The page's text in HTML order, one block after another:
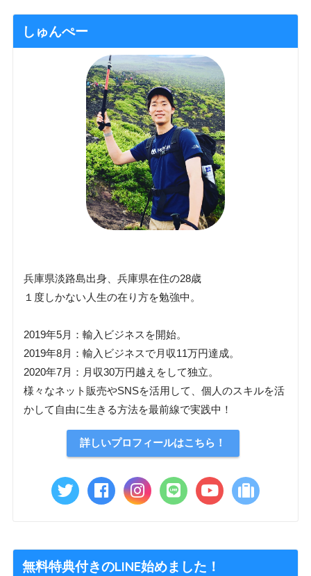
しゅんぺー
兵庫県淡路島出身、兵庫県在住の28歳
１度しかない人生の在り方を勉強中。
2019年5月：輸入ビジネスを開始。
2019年8月：輸入ビジネスで月収11万円達成。
2020年7月：月収30万円越えをして独立。
様々なネット販売やSNSを活用して、個人のスキルを活
かして自由に生きる方法を最前線で実践中！
詳しいプロフィールはこちら！
無料特典付きのLINE始めました！